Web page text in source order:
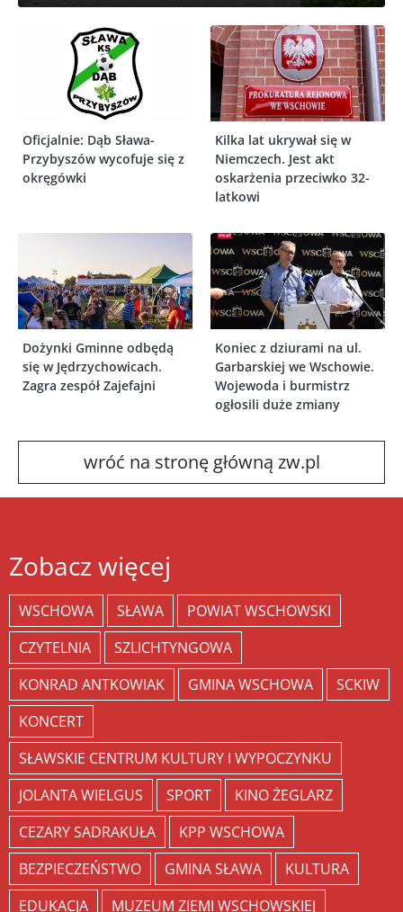
Oficjalnie: Dąb Sława-
Przybyszów wycofuje się z
okręgówki
Kilka lat ukrywał się w
Niemczech. Jest akt
oskarżenia przeciwko 32-
latkowi
Dożynki Gminne odbędą
się w Jędrzychowicach.
Zagra zespół Zajefajni
Koniec z dziurami na ul.
Garbarskiej we Wschowie.
Wojewoda i burmistrz
ogłosili duże zmiany
wróć na stronę główną zw.pl
Zobacz więcej
WSCHOWA SŁAWA
POWIAT WSCHOWSKI
CZYTELNIA
SZLICHTYNGOWA
KONRAD ANTKOWIAK
GMINA WSCHOWA
SCKIW
KONCERT
SŁAWSKIE CENTRUM KULTURY I WYPOCZYNKU
JOLANTA WIELGUS
SPORT
KINO ŻEGLARZ
CEZARY SADRAKUŁA
KPP WSCHOWA
BEZPIECZEŃSTWO
GMINA SŁAWA
KULTURA
EDUKACJA
MUZEUM ZIEMI WSCHOWSKIEJ